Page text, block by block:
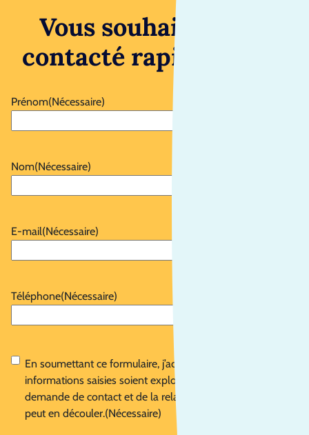
Vous souhaitez être
contacté rapidement ?
Prénom(Nécessaire)
Nom(Nécessaire)
E-mail(Nécessaire)
Téléphone(Nécessaire)
RGPD(Nécessaire)
En soumettant ce formulaire, j’accepte que les
informations saisies soient exploitées dans le cadre de la
demande de contact et de la relation commerciale qui
peut en découler.(Nécessaire)